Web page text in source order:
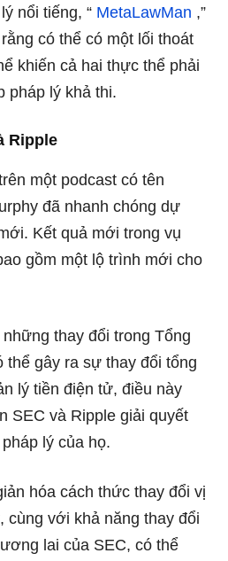
nổi tiếng, “ MetaLawMan ,”
có thể có một lối thoát
khiến cả hai thực thể phải
pháp lý khả thi.
Ripple
một podcast có tên
đã nhanh chóng dự
Kết quả mới trong vụ
gồm một lộ trình mới cho
thay đổi trong Tổng
thể gây ra sự thay đổi tổng
lý tiền điện tử, điều này
SEC và Ripple giải quyết
lý của họ.
hóa cách thức thay đổi vị
cùng với khả năng thay đổi
lai của SEC, có thể